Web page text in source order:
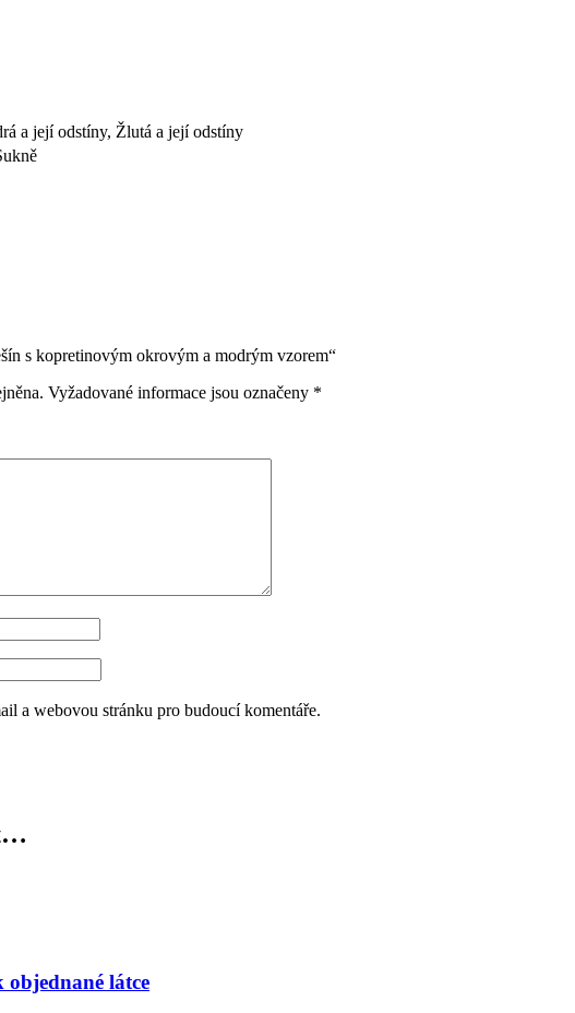
a její odstíny, Žlutá a její odstíny
s kopretinovým okrovým a modrým vzorem“
Vyžadované informace jsou označeny *
a webovou stránku pro budoucí komentáře.
látce